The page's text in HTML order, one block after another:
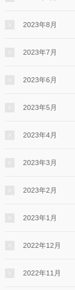
2023年8月
2023年7月
2023年6月
2023年5月
2023年4月
2023年3月
2023年2月
2023年1月
2022年12月
2022年11月